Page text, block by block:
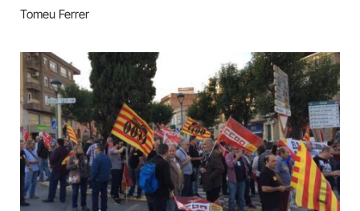
Tomeu Ferrer